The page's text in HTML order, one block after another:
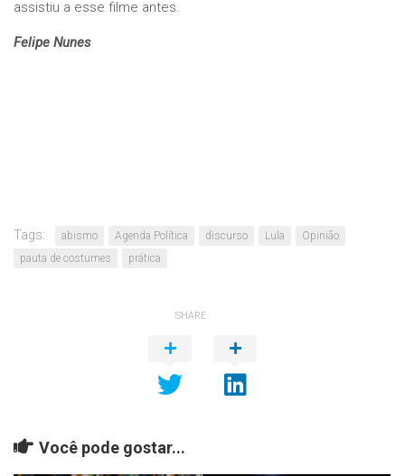
assistiu a esse filme antes.
Felipe Nunes
Tags: abismo Agenda Política discurso Lula
Opinião
pauta de costumes
prática
SHARE
Você pode gostar...